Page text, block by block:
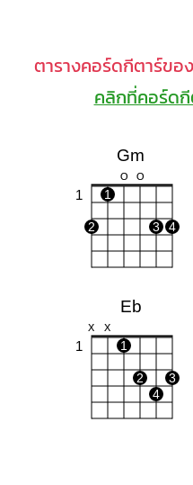
ตารางคอร์ดกีตาร์ขอ
คลิกที่คอร์ด
Gm
O O
1 1
2 3 4
Eb
X X
1 1
2
3
4